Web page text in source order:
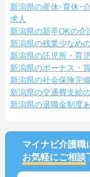
新潟県の産休･育休･
求人
新潟県の新卒OKの介
新潟県の残業少なめ
新潟県の託児所・育
新潟県のボーナス・
新潟県の社会保険完
新潟県の交通費支給
新潟県の退職金制度
マイナビ介護職
お気軽にご相談